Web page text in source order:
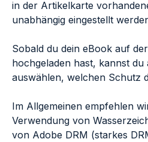
in der Artikelkarte
unabhängig eingestellt
Sobald du dein eBook auf
hochgeladen hast, kannst du
auswählen, welchen Schutz
Im Allgemeinen empfehlen
Verwendung von
von Adobe DRM (starkes